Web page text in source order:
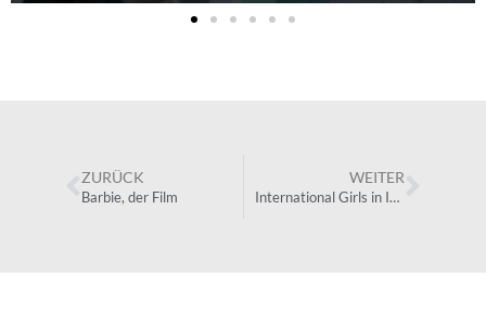
ZURÜCK
Barbie, der Film
WEITER
International Girls in ICT Day